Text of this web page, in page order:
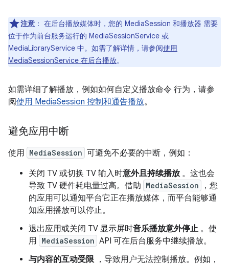
注意 ： 在后台播放媒体时，您的 MediaSession 和播放器 需要
位于作为前台服务运行的 MediaSessionService 或
MediaLibraryService 中。如需了解详情，请参阅使用
MediaSessionService 在后台播放。
如需详细了解播放，例如如何自定义播放命令 行为，请参
阅使用 MediaSession 控制和通告播放。
避免应用中断
使用 MediaSession 可避免不必要的中断，例如：
关闭 TV 或切换 TV 输入时意外且持续播放。这也会
导致 TV 硬件耗电量过高。借助 MediaSession
，您
的应用可以通知平台它正在播放媒体，而平台能够通
知应用播放可以停止。
退出应用或关闭 TV 显示屏时音乐播放意外停止 。使
用 MediaSession API 可在后台服务中继续播放。
与内容的互动受限，导致用户无法控制播放。例如，